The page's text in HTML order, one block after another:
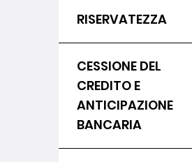
RISERVATEZZA
CESSIONE DEL
CREDITO E
ANTICIPAZIONE
BANCARIA